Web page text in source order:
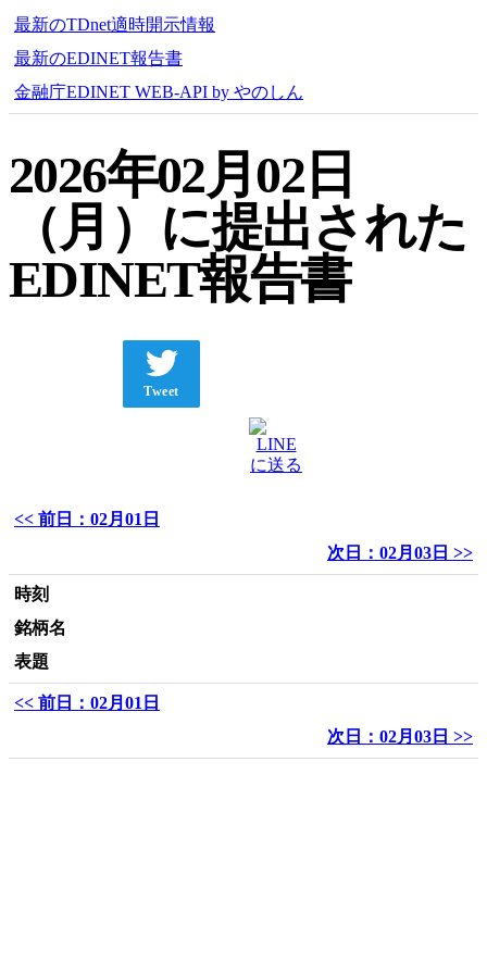
最新のTDnet適時開示情報
最新のEDINET報告書
金融庁EDINET WEB-API by やのしん
2026年02月02日
（月）に提出された
EDINET報告書
Tweet
<< 前日：02月01日
次日：02月03日 >>
時刻
銘柄名
表題
<< 前日：02月01日
次日：02月03日 >>